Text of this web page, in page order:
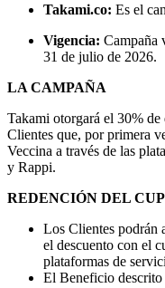
Takami.co: Es el
Vigencia: Campaña
31 de julio de 2026.
LA CAMPAÑA
Takami otorgará el 30%
Clientes que, por primera
Veccina a través de las
y Rappi.
REDENCIÓN DEL
Los Clientes podrán
el descuento con el
plataformas de
El Beneficio descrito